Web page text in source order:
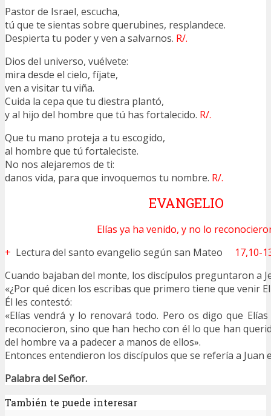
Pastor de Israel, escucha,
tú que te sientas sobre querubines, resplandece.
Despierta tu poder y ven a salvarnos. R/.
Dios del universo, vuélvete:
mira desde el cielo, fíjate,
ven a visitar tu viña.
Cuida la cepa que tu diestra plantó,
y al hijo del hombre que tú has fortalecido. R/.
Que tu mano proteja a tu escogido,
al hombre que tú fortaleciste.
No nos alejaremos de ti:
danos vida, para que invoquemos tu nombre. R/.
EVANGELIO
Elías ya ha venido, y no lo
+ Lectura del santo evangelio según san Mateo 17,10-
Cuando bajaban del monte, los discípulos preguntaron a
«¿Por qué dicen los escribas que primero tiene que venir
Él les contestó:
«Elías vendrá y lo renovará todo. Pero os digo que
reconocieron, sino que han hecho con él lo que han
del hombre va a padecer a manos de ellos».
Entonces entendieron los discípulos que se refería a Juan
Palabra del Señor.
También te puede interesar